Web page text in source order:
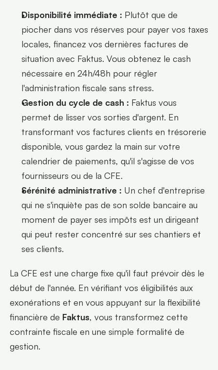
Disponibilité immédiate : Plutôt que de
piocher dans vos réserves pour payer vos taxes
locales, financez vos dernières factures de
situation avec Faktus. Vous obtenez le cash
nécessaire en 24h/48h pour régler
l'administration fiscale sans stress.
Gestion du cycle de cash : Faktus vous
permet de lisser vos sorties d'argent. En
transformant vos factures clients en trésorerie
disponible, vous gardez la main sur votre
calendrier de paiements, qu'il s'agisse de vos
fournisseurs ou de la CFE.
Sérénité administrative : Un chef d'entreprise
qui ne s'inquiète pas de son solde bancaire au
moment de payer ses impôts est un dirigeant
qui peut rester concentré sur ses chantiers et
ses clients.
La CFE est une charge fixe qu'il faut prévoir dès le
début de l'année. En vérifiant vos éligibilités aux
exonérations et en vous appuyant sur la flexibilité
financière de Faktus, vous transformez cette
contrainte fiscale en une simple formalité de
gestion.